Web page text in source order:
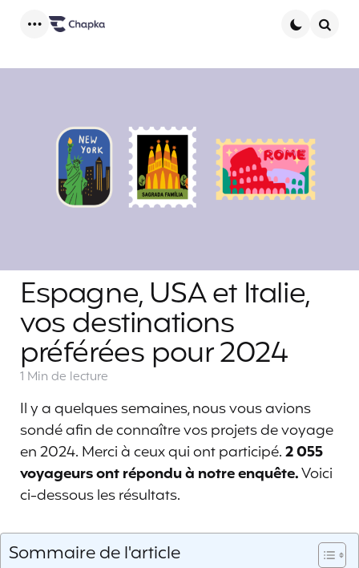
Espagne, USA et Italie,
vos destinations
préférées pour 2024
1 Min de lecture
Il y a quelques semaines, nous vous avions
sondé afin de connaître vos projets de voyage
en 2024. Merci à ceux qui ont participé.2 055
voyageurs ont répondu à notre enquête.Voici
ci-dessous les résultats.
Sommaire de l'article